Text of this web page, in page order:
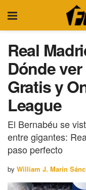
Real
Dónde ver
Gratis y
League
El Bernabéu se
entre gigantes:
paso perfecto
by William J. Marín